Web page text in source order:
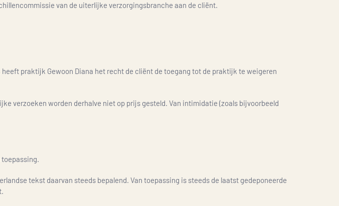
van de uiterlijke verzorgingsbranche aan de cliënt.
praktijk Gewoon Diana het recht de cliënt de toegang tot de praktijk te weigeren
verzoeken worden derhalve niet op prijs gesteld. Van intimidatie (zoals bijvoorbeeld
tekst daarvan steeds bepalend. Van toepassing is steeds de laatst gedeponeerde